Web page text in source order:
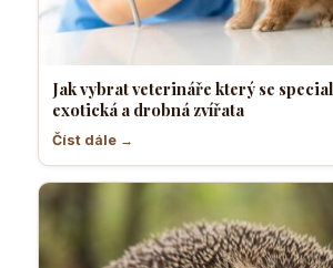
Jak vybrat veterináře který se
exotická a drobná zvířata
Číst dále →